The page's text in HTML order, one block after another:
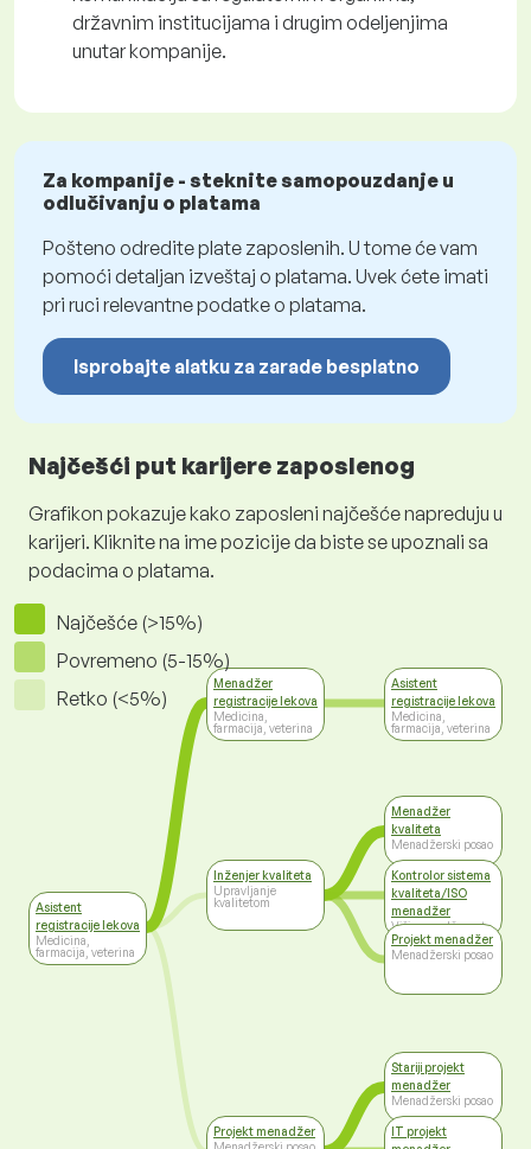
državnim institucijama i drugim odeljenjima
unutar kompanije.
Za kompanije - steknite samopouzdanje u
odlučivanju o platama
Pošteno odredite plate zaposlenih. U tome će vam
pomoći detaljan izveštaj o platama. Uvek ćete imati
pri ruci relevantne podatke o platama.
Isprobajte alatku za zarade besplatno
Najčešći put karijere zaposlenog
Grafikon pokazuje kako zaposleni najčešće napreduju u
karijeri. Kliknite na ime pozicije da biste se upoznali sa
podacima o platama.
Najčešće (>15%)
Povremeno (5-15%)
Retko (<5%)
Asistent
registracije lekova
Medicina,
farmacija, veterina
Menadžer
registracije lekova
Medicina,
farmacija, veterina
Inženjer kvaliteta
Upravljanje
kvalitetom
Projekt menadžer
Asistent
registracije lekova
Medicina,
farmacija, veterina
Menadžer
kvaliteta
Menadžerski posao
Kontrolor sistema
kvaliteta/ISO
menadžer
Viši menadžment
Projekt menadžer
Menadžerski posao
Stariji projekt
menadžer
Menadžerski posao
IT projekt